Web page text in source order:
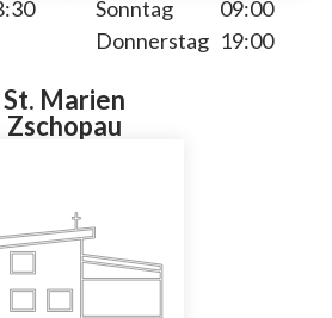
Sonntag
09:00
Donnerstag 19:00
St. Marien
Zschopau